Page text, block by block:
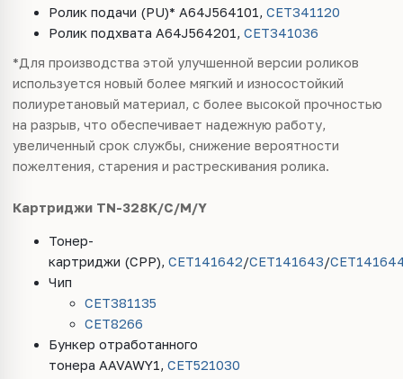
Ролик подачи (PU)* A64J564101, CET341120
Ролик подхвата A64J564201, CET341036
*Для производства этой улучшенной версии роликов
используется новый более мягкий и износостойкий
полиуретановый материал, с более высокой прочностью
на разрыв, что обеспечивает надежную работу,
увеличенный срок службы, снижение вероятности
пожелтения, старения и растрескивания ролика.
Картриджи TN-328K/C/M/Y
Тонер-
картриджи (CPP), CET141642/CET141643/CET
Чип
CET381135
CET8266
Бункер отработанного
тонера AAVAWY1, CET521030